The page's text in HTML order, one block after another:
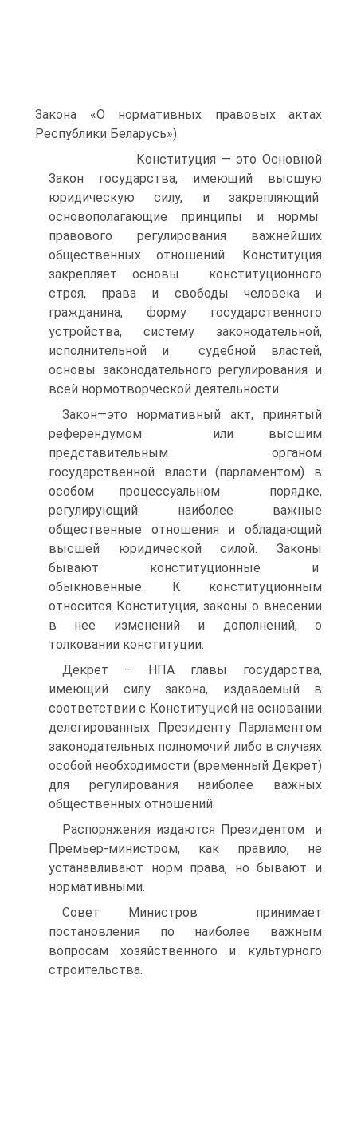
Закона «О нормативных правовых актах
Республики Беларусь»).
Конституция — это Основной
Закон государства, имеющий высшую
юридическую силу, и закрепляющий
основополагающие принципы и нормы
правового регулирования важнейших
общественных отношений. Конституция
закрепляет основы конституционного
строя, права и свободы человека и
гражданина, форму государственного
устройства, систему законодательной,
исполнительной и судебной властей,
основы законодательного регулирования и
всей нормотворческой деятельности.
Закон—это нормативный акт, принятый
референдумом или высшим
представительным органом
государственной власти (парламентом) в
особом процессуальном порядке,
регулирующий наиболее важные
общественные отношения и обладающий
высшей юридической силой. Законы
бывают конституционные и
обыкновенные. К конституционным
относится Конституция, законы о внесении
в нее изменений и дополнений, о
толковании конституции.
Декрет – НПА главы государства,
имеющий силу закона, издаваемый в
соответствии с Конституцией на основании
делегированных Президенту Парламентом
законодательных полномочий либо в случаях
особой необходимости (временный Декрет)
для регулирования наиболее важных
общественных отношений.
Распоряжения издаются Президентом и
Премьер-министром, как правило, не
устанавливают норм права, но бывают и
нормативными.
Совет Министров принимает
постановления по наиболее важным
вопросам хозяйственного и культурного
строительства.